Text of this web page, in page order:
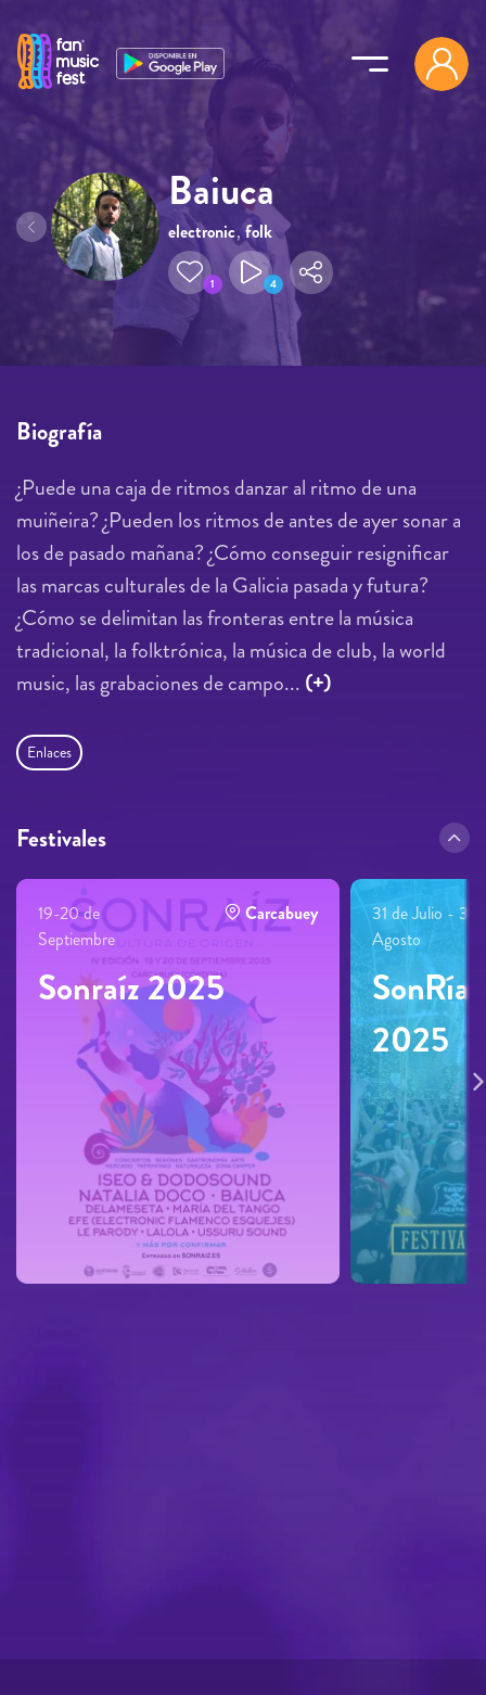
Baiuca
electronic, folk
1 4
Biografía
¿Puede una caja de ritmos danzar al ritmo de una
muiñeira? ¿Pueden los ritmos de antes de ayer sonar a
los de pasado mañana? ¿Cómo conseguir resignificar
las marcas culturales de la Galicia pasada y futura?
¿Cómo se delimitan las fronteras entre la música
tradicional, la folktrónica, la música de club, la world
music, las grabaciones de campo... (+)
Enlaces
Festivales
19-20 de
Septiembre
Carcabuey
Sonraíz 2025
31 de Julio - 3
Agosto
2025